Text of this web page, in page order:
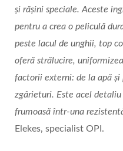
și rășini speciale. Aceste
pentru a crea o peliculă
peste lacul de unghii, top
oferă strălucire,
factorii externi: de la apă
zgârieturi. Este acel
frumoasă într-una
Elekes, specialist OPI.